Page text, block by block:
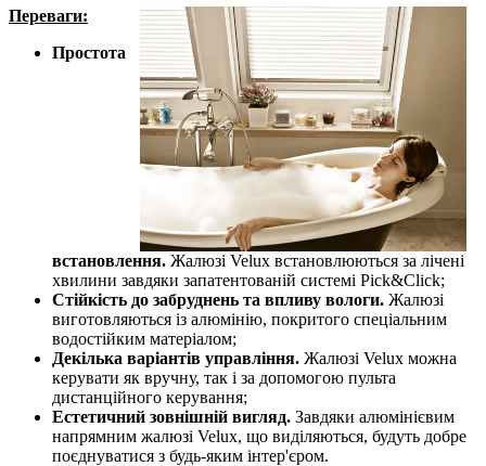
Переваги:
Простота
встановлення. Жалюзі Velux встановлюються за лічені
хвилини завдяки запатентованій системі Pick&Click;
Стійкість до забруднень та впливу вологи. Жалюзі
виготовляються із алюмінію, покритого спеціальним
водостійким матеріалом;
Декілька варіантів управління. Жалюзі Velux можна
керувати як вручну, так і за допомогою пульта
дистанційного керування;
Естетичний зовнішній вигляд. Завдяки алюмінієвим
напрямним жалюзі Velux, що виділяються, будуть добре
поєднуватися з будь-яким інтер'єром.